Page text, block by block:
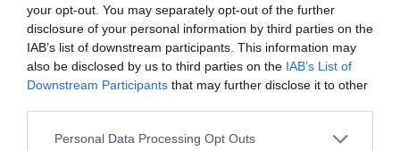
your opt-out. You may separately opt-out of the further
disclosure of your personal information by third parties on the
IAB’s list of downstream participants. This information may
also be disclosed by us to third parties on the IAB’s List of
Downstream Participants that may further disclose it to other
Personal Data Processing Opt Outs